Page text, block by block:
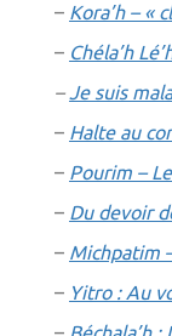
– Kora’h – «
– Chéla’h
–Je suis
– Halte au
– Pourim –
– Du devoir
– Michpatim
– Yitro : Au